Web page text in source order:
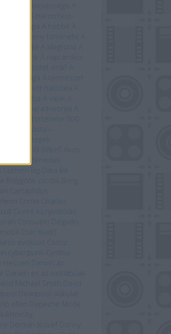
farkasok bölcsessége
A
A Háromtest-
trilógia A hobbit A
A képregény története
A
éjszakája A Megtorló
A
mi bolygónk A nap amikor
A sötét erdő
A
élővilága A természet
rejtett hálózata A
varázslója A vaják A
paradoxonjai A
A világ története 500
Bakancslista –
regék
Békefi Ákos
Benedek
Lúthien Big Data Bill
Bolygónk csodái Bong
Cartaphilus
Comix
Charles
Ciceró Könyvstúdió
Consuelo Delgado
Cser Kiadó
evolúció
Csősz
cyberpunk
Cynthia
Hessen Darwin az
Darwin és az ízeltlábúak
Michael Smith David
Deadpool-alakulat
ellen Depeche Mode
Domján József Donny